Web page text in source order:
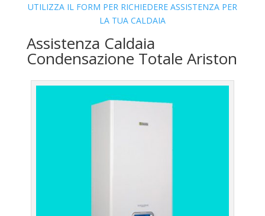
UTILIZZA IL FORM PER RICHIEDERE ASSISTENZA PER
LA TUA CALDAIA
Assistenza Caldaia
Condensazione Totale Ariston